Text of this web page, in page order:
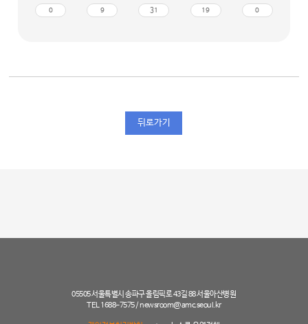
0 9 31 19 0
뒤로가기
05505 서울특별시 송파구 올림픽로 43길 88 서울아산병원
TEL 1688-7575 /newsroom@amc.seoul.kr